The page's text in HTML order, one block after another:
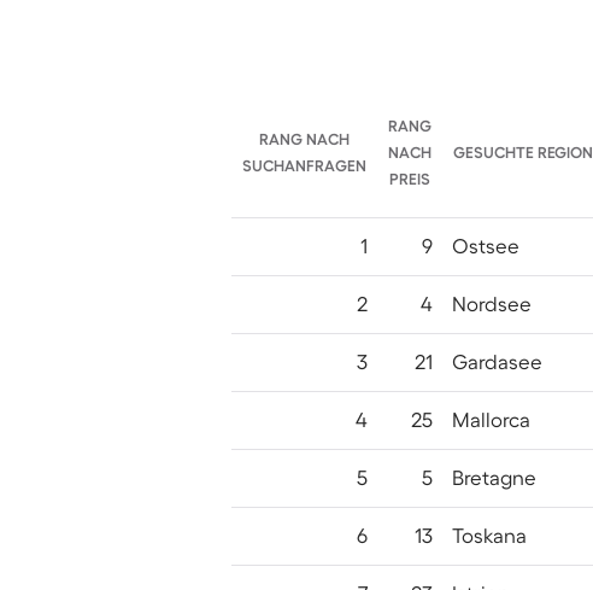
RANG NACH
SUCHANFRAGEN
RANG
NACH
PREIS
GESUCHTE REGION
1 9 Ostsee
2 4 Nordsee
3 21 Gardasee
4 25 Mallorca
5 5 Bretagne
6 13 Toskana